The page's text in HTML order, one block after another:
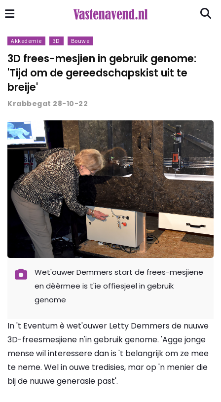
Akkedemie 3D Bouwe
3D frees-mesjien in gebruik genome:
'Tijd om de gereedschapskist uit te
breije'
Krabbegat 28-10-22
Wet'ouwer Demmers start de frees-mesjiene
en dèèrmee is t'ie offiesjeel in gebruik
genome
In 't Eventum è wet'ouwer Letty Demmers de nuuwe
3D-freesmesjiene n'in gebruik genome. 'Agge jonge
mense wil interessere dan is 't belangrijk om ze mee
te neme. Wel in ouwe tredisies, mar op 'n menier die
bij de nuuwe generasie past'.